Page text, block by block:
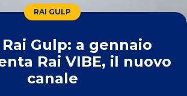
RAI GULP
Gulp: a gennaio
Rai VIBE, il nuovo
canale